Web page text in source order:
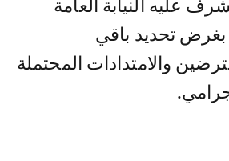
عليه النيابة العامة
تحديد باقي
والامتدادات المحتملة